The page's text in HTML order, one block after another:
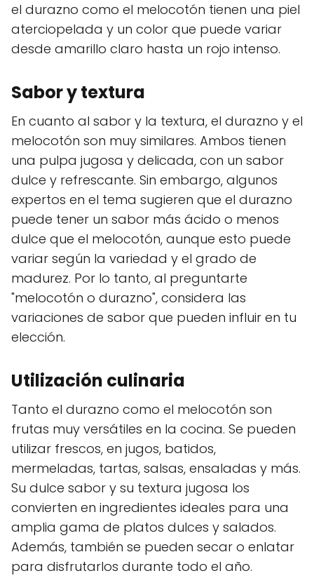
el durazno como el melocotón tienen una piel
aterciopelada y un color que puede variar
desde amarillo claro hasta un rojo intenso.
Sabor y textura
En cuanto al sabor y la textura, el durazno y el
melocotón son muy similares. Ambos tienen
una pulpa jugosa y delicada, con un sabor
dulce y refrescante. Sin embargo, algunos
expertos en el tema sugieren que el durazno
puede tener un sabor más ácido o menos
dulce que el melocotón, aunque esto puede
variar según la variedad y el grado de
madurez. Por lo tanto, al preguntarte
"melocotón o durazno", considera las
variaciones de sabor que pueden influir en tu
elección.
Utilización culinaria
Tanto el durazno como el melocotón son
frutas muy versátiles en la cocina. Se pueden
utilizar frescos, en jugos, batidos,
mermeladas, tartas, salsas, ensaladas y más.
Su dulce sabor y su textura jugosa los
convierten en ingredientes ideales para una
amplia gama de platos dulces y salados.
Además, también se pueden secar o enlatar
para disfrutarlos durante todo el año.